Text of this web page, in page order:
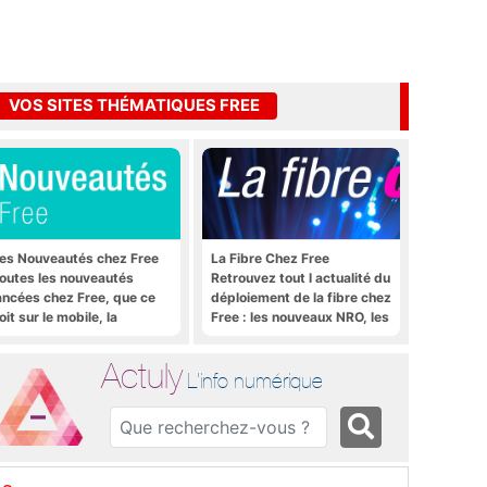
VOS SITES THÉMATIQUES FREE
Nouveautés chez Free
les nouveautés
chez Free, que ce
sur le mobile, la
La Fibre Chez Free
Retrouvez tout l actualité du
déploiement de la fibre chez
Free : les nouveaux NRO, les
Actuly L'info numérique